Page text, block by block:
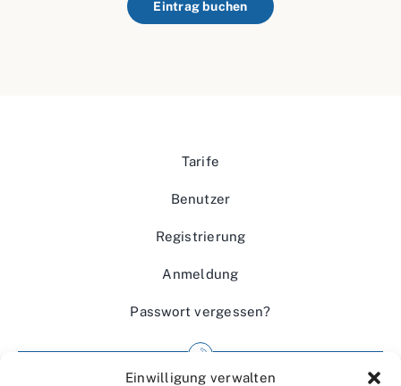
Einwilligung verwalten
Eintrag buchen
Tarife
Benutzer
Registrierung
Anmeldung
Passwort vergessen?